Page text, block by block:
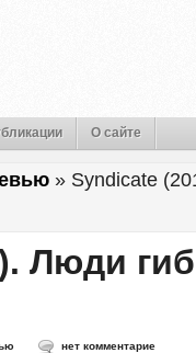
О сайте
» Syndicate
Люди
нет комментарие